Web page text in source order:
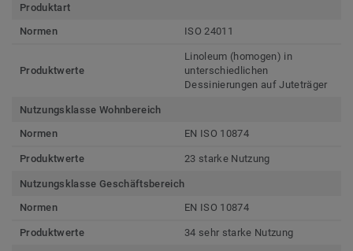
Produktart
Normen
ISO 24011
Produktwerte
Linoleum (homogen) in
unterschiedlichen
Dessinierungen auf Juteträger
Nutzungsklasse Wohnbereich
Normen
EN ISO 10874
Produktwerte 23 starke Nutzung
Nutzungsklasse Geschäftsbereich
Normen
EN ISO 10874
Produktwerte 34 sehr starke Nutzung